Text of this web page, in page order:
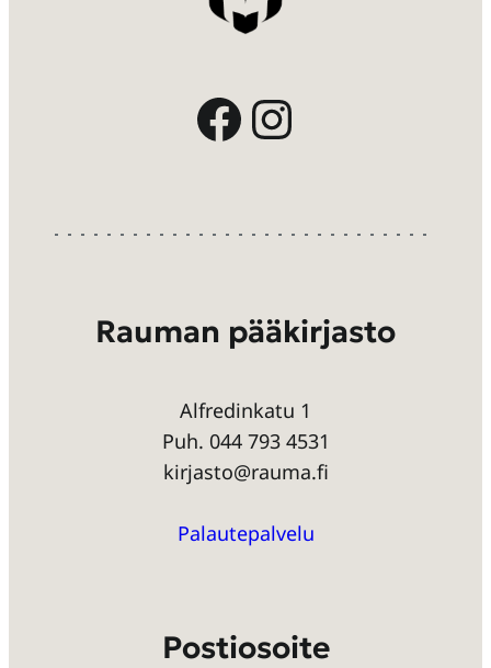
Facebook Instagram
Rauman pääkirjasto
Alfredinkatu 1
Puh. 044 793 4531
kirjasto@rauma.fi
Palautepalvelu
Postiosoite